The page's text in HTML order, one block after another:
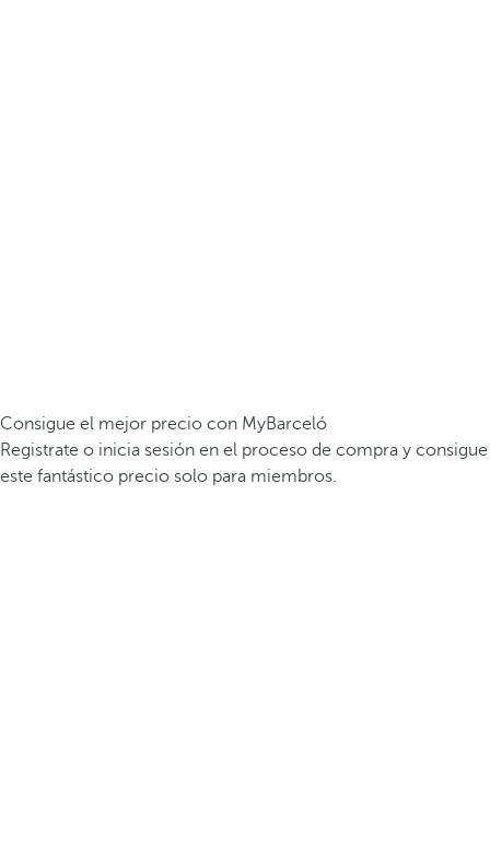
Consigue el mejor precio con MyBarceló
Registrate o inicia sesión en el proceso de compra y consigue
este fantástico precio solo para miembros.